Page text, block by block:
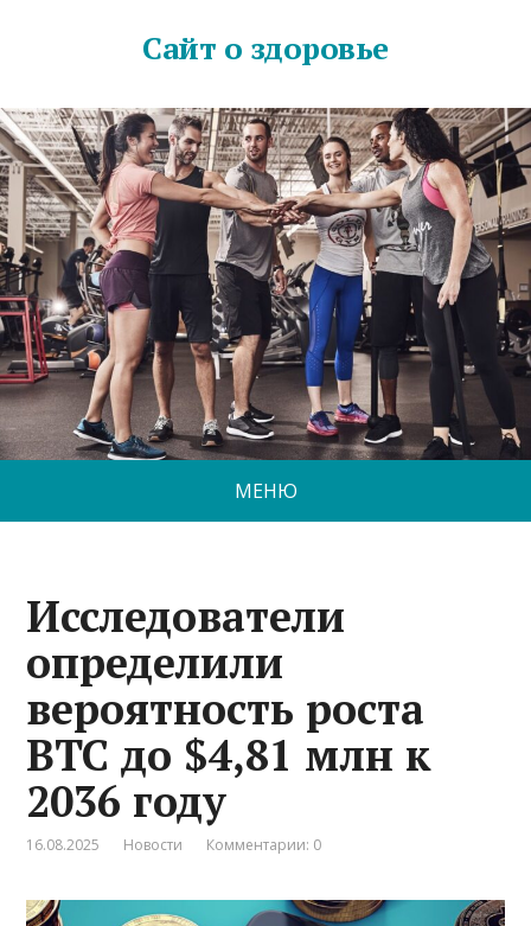
Сайт о здоровье
МЕНЮ
Исследователи
определили
вероятность роста
BTC до $4,81 млн к
2036 году
16.08.2025 Новости Комментарии: 0